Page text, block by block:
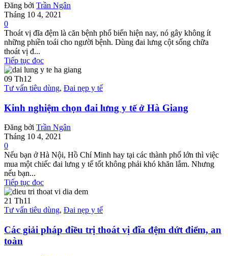
Đăng bởi Trần Ngân
Tháng 10 4, 2021
0
Thoát vị đĩa đệm là căn bệnh phổ biến hiện nay, nó gây không ít
những phiền toái cho người bệnh. Dùng đai lưng cột sống chữa
thoát vị đ...
Tiếp tục đọc
09 Th12
Tư vấn tiêu dùng, Đai nẹp y tế
Kinh nghiệm chọn đai lưng y tế ở Hà Giang
Đăng bởi Trần Ngân
Tháng 10 4, 2021
0
Nếu bạn ở Hà Nội, Hồ Chí Minh hay tại các thành phố lớn thì việc
mua một chiếc đai lưng y tế tốt không phải khó khăn lắm. Nhưng
nếu bạn...
Tiếp tục đọc
21 Th11
Tư vấn tiêu dùng, Đai nẹp y tế
Các giải pháp điều trị thoát vị đĩa đệm dứt điểm, an
toàn